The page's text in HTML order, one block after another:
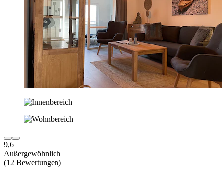
9,6
Außergewöhnlich
(12 Bewertungen)